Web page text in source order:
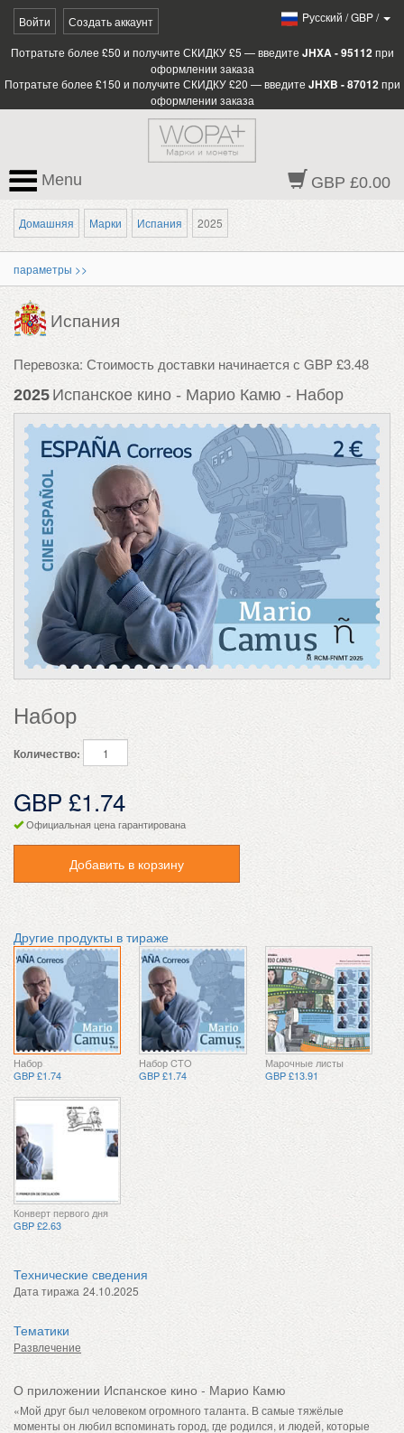
Войти Создать аккаунт Pусский /GBP/
Потратьте более £50 и получите СКИДКУ £5 — введите JHXA - 95112 при
оформлении заказа
Потратьте более £150 и получите СКИДКУ £20 — введите JHXB - 87012 при
оформлении заказа
GBP £0.00
Menu
Домашняя Марки Испания 2025
параметры >>
Испания
Перевозка: Стоимость доставки начинается с GBP £3.48
2025 Испанское кино - Марио Камю - Набор
Набор
Количество:
GBP £1.74
Официальная цена гарантирована
Добавить в корзину
Другие продукты в тираже
Набор
GBP £1.74
Набор CTO
GBP £1.74
Марочные листы
GBP £13.91
Конверт первого дня
GBP £2.63
Технические сведения
Дата тиража 24.10.2025
Тематики
Развлечение
О приложении Испанское кино - Марио Камю
«Мой друг был человеком огромного таланта. В самые тяжёлые
моменты он любил вспоминать город, где родился, и людей, которые